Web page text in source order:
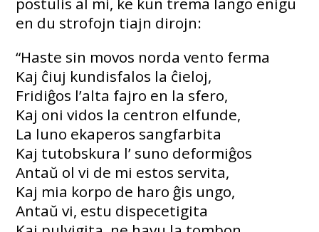
en du strofojn tiajn dirojn:
“Haste sin movos norda vento ferma
Kaj ĉiuj kundisfalos la ĉieloj,
Fridiĝos l’alta fajro en la sfero,
Kaj oni vidos la centron elfunde,
La luno ekaperos sangfarbita
Kaj tutobskura l’ suno deformiĝos
Antaŭ ol vi de mi estos servita,
Kaj mia korpo de haro ĝis ungo,
Antaŭ vi, estu dispecetigita